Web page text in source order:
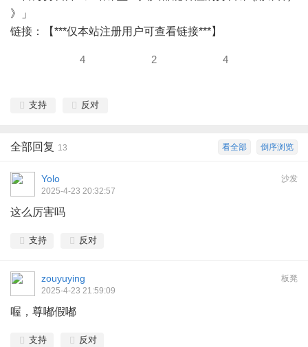
》」
链接：【***仅本站注册用户可查看链接***】
4 2 4
支持 反对
倒序浏览
看全部
全部回复 13
沙发
Yolo
2025-4-23 20:32:57
这么厉害吗
支持 反对
板凳
zouyuying
2025-4-23 21:59:09
喔，尊嘟假嘟
支持 反对